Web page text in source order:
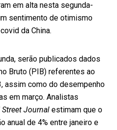
em alta nesta segunda-
sentimento de otimismo
da China.
serão publicados dados
Bruto (PIB) referentes ao
assim como do desempenho
em março. Analistas
Street Journal estimam que o
anual de 4% entre janeiro e